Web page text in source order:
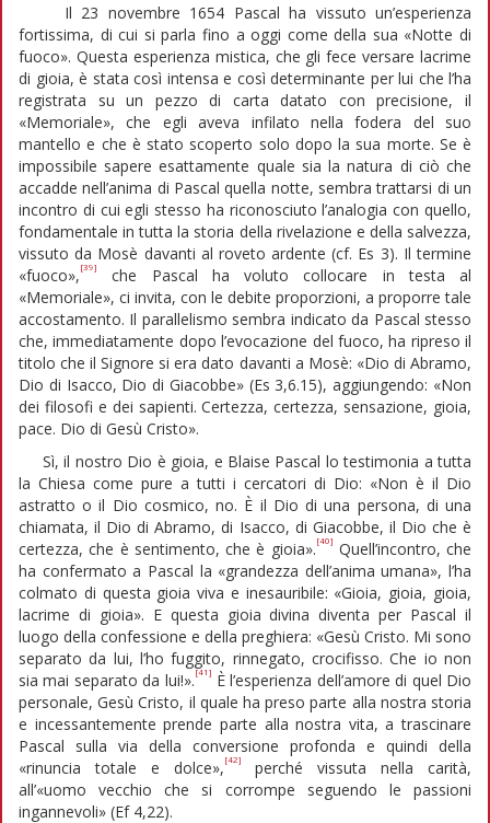
Il 23 novembre 1654 Pascal ha vissuto un’esperienza
fortissima, di cui si parla fino a oggi come della sua «Notte di
fuoco». Questa esperienza mistica, che gli fece versare lacrime
di gioia, è stata così intensa e così determinante per lui che l’ha
registrata su un pezzo di carta datato con precisione, il
«Memoriale», che egli aveva infilato nella fodera del suo
mantello e che è stato scoperto solo dopo la sua morte. Se è
impossibile sapere esattamente quale sia la natura di ciò che
accadde nell’anima di Pascal quella notte, sembra trattarsi di un
incontro di cui egli stesso ha riconosciuto l’analogia con quello,
fondamentale in tutta la storia della rivelazione e della salvezza,
vissuto da Mosè davanti al roveto ardente (cf. Es 3). Il termine
«fuoco», [39]
che Pascal ha voluto collocare in testa al
«Memoriale», ci invita, con le debite proporzioni, a proporre tale
accostamento. Il parallelismo sembra indicato da Pascal stesso
che, immediatamente dopo l’evocazione del fuoco, ha ripreso il
titolo che il Signore si era dato davanti a Mosè: «Dio di Abramo,
Dio di Isacco, Dio di Giacobbe» (Es 3,6.15), aggiungendo: «Non
dei filosofi e dei sapienti. Certezza, certezza, sensazione, gioia,
pace. Dio di Gesù Cristo».
Sì, il nostro Dio è gioia, e Blaise Pascal lo testimonia a tutta
la Chiesa come pure a tutti i cercatori di Dio: «Non è il Dio
astratto o il Dio cosmico, no. È il Dio di una persona, di una
chiamata, il Dio di Abramo, di Isacco, di Giacobbe, il Dio che è
certezza, che è sentimento, che è gioia». [40] Quell’incontro, che
ha confermato a Pascal la «grandezza dell’anima umana», l’ha
colmato di questa gioia viva e inesauribile: «Gioia, gioia, gioia,
lacrime di gioia». E questa gioia divina diventa per Pascal il
luogo della confessione e della preghiera: «Gesù Cristo. Mi sono
separato da lui, l’ho fuggito, rinnegato, crocifisso. Che io non
sia mai separato da lui!».[41] È l’esperienza dell’amore di quel Dio
personale, Gesù Cristo, il quale ha preso parte alla nostra storia
e incessantemente prende parte alla nostra vita, a trascinare
Pascal sulla via della conversione profonda e quindi della
«rinuncia totale e dolce», [42]
perché vissuta nella carità,
all’«uomo vecchio che si corrompe seguendo le passioni
ingannevoli» (Ef 4,22).